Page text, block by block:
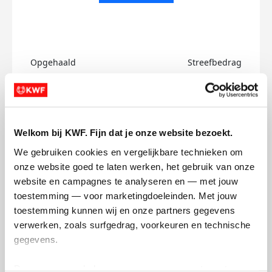
Welkom bij KWF. Fijn dat je onze website bezoekt.
We gebruiken cookies en vergelijkbare technieken om
onze website goed te laten werken, het gebruik van onze
website en campagnes te analyseren en — met jouw
toestemming — voor marketingdoeleinden. Met jouw
toestemming kunnen wij en onze partners gegevens
verwerken, zoals surfgedrag, voorkeuren en technische
gegevens.
Opgehaald Streefbedrag
Levi's badges